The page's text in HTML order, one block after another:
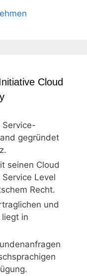
Cloud
Service-
gegründet
seinen Cloud
Level
Recht.
und
in